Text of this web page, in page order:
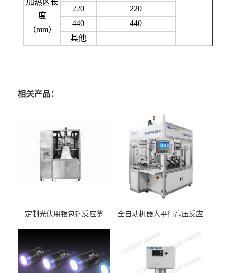
加热区长
度
（mm）
220
220
440
440
其他
相关产品：
定制光伏用银包铜反应釜
全自动机器人平行高压反应